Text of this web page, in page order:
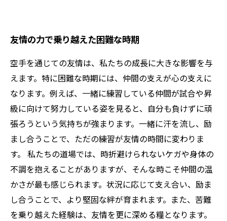
友情の力で乗り越えた困難な時期
空手を通じての友情は、私たちの成長に大きな影響を与
えます。特に困難な時期には、仲間の支えが心の支えに
なります。例えば、一緒に練習している仲間が試合や昇
級に向けて努力している姿を見ると、自分も負けずに頑
張ろうという気持ちが強まります。一緒に汗を流し、励
まし合うことで、ただの練習が友情の時間に変わりま
す。 私たちの道場では、時折避けられないケガや身体の
不調を抱えることがありますが、そんな時こそ仲間の温
かさが最も感じられます。状況に応じて支え合い、励ま
し合うことで、より堅固な絆が育まれます。また、苦難
を乗り越えた経験は、友情を更に深める糧となります。